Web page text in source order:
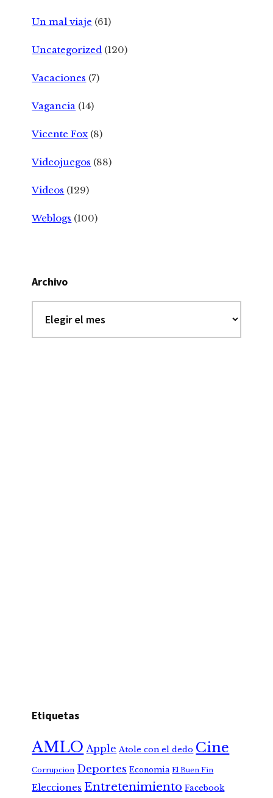
Un mal viaje (61)
Uncategorized (120)
Vacaciones (7)
Vagancia (14)
Vicente Fox (8)
Videojuegos (88)
Videos (129)
Weblogs (100)
Archivo
Etiquetas
AMLO Apple Atole con el dedo Cine
Corrupcion Deportes Economia El Buen Fin
Elecciones Entretenimiento Facebook